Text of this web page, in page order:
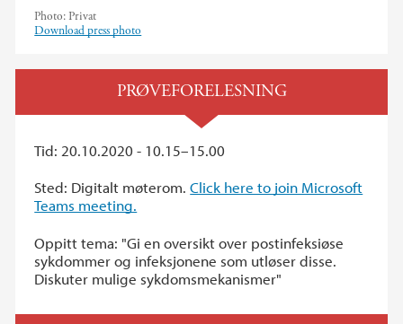
Photo: Privat
Download press photo
PRØVEFORELESNING
Tid: 20.10.2020 - 10.15–15.00
Sted: Digitalt møterom.Click here to join Microsoft
Teams meeting.
Oppitt tema: "Gi en oversikt over postinfeksiøse
sykdommer og infeksjonene som utløser disse.
Diskuter mulige sykdomsmekanismer"